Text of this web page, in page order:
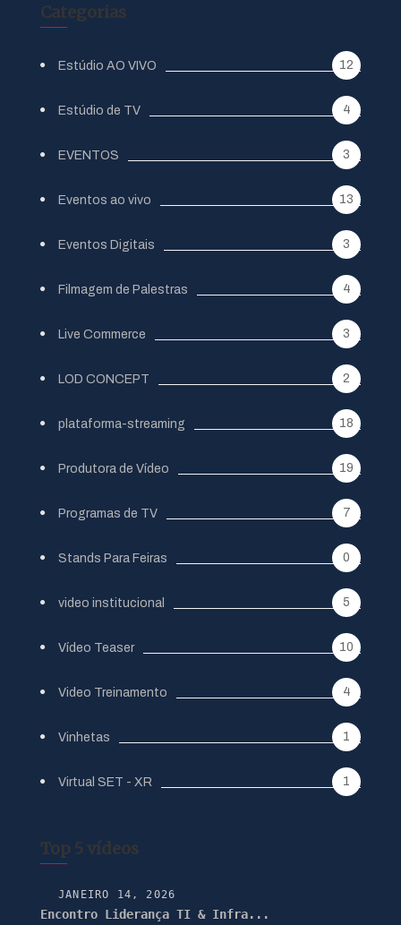
Categorias
Estúdio AO VIVO 12
Estúdio de TV 4
EVENTOS 3
Eventos ao vivo 13
Eventos Digitais 3
Filmagem de Palestras 4
Live Commerce 3
LOD CONCEPT 2
plataforma-streaming 18
Produtora de Vídeo 19
Programas de TV 7
Stands Para Feiras 0
video institucional 5
Vídeo Teaser 10
Video Treinamento 4
Vinhetas 1
Virtual SET - XR 1
Top 5 vídeos
JANEIRO 14, 2026
Encontro Liderança TI & Infra...